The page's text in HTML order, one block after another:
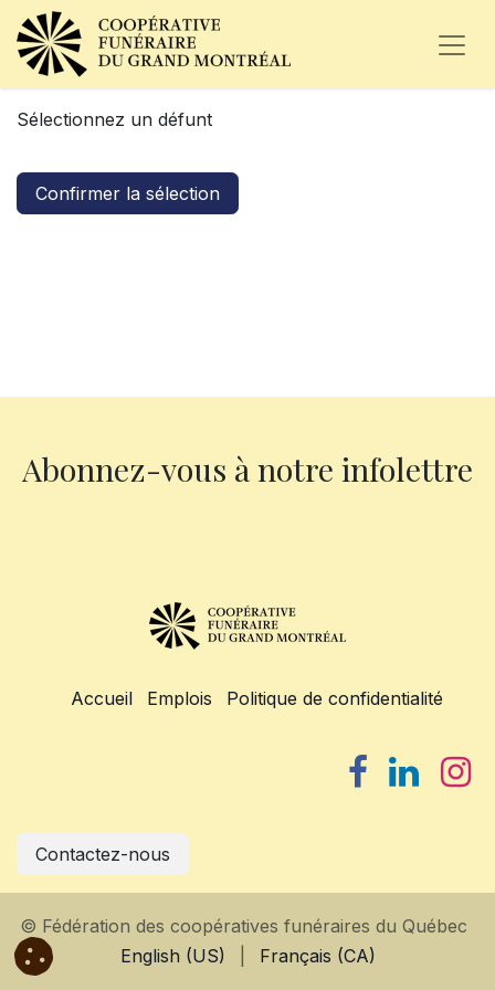
Sélectionnez un défunt
Confirmer la sélection
Abonnez-vous à notre infolettre
Accueil Emplois Politique de confidentialité
Contactez-nous
© Fédération des coopératives funéraires du Québec
English (US)
Français (CA)